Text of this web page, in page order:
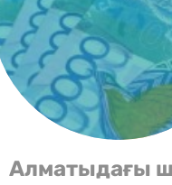
Алматыдағы